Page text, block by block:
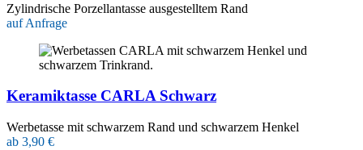
Zylindrische Porzellantasse ausgestelltem Rand
auf Anfrage
Keramiktasse CARLA Schwarz
Werbetasse mit schwarzem Rand und schwarzem Henkel
ab 3,90 €